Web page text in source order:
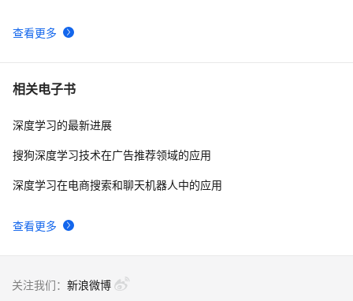
查看更多
相关电子书
查看更多
深度学习的最新进展
搜狗深度学习技术在广告推荐领域的应用
深度学习在电商搜索和聊天机器人中的应用
关注我们： 新浪微博